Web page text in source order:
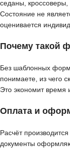
седаны, кроссоверы,
Состояние не
оценивается
Почему такой
Без шаблонных
понимаете, из чего
Это экономит время
Оплата и
Расчёт
документы